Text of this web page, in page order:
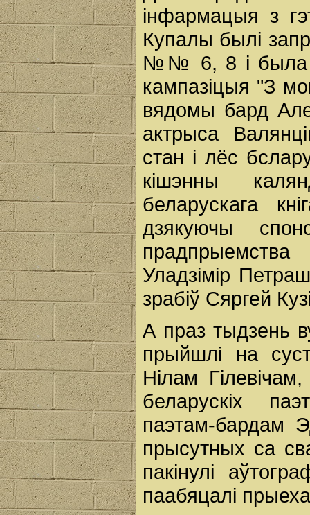
інфармацыя з
Купалы былі
№№ 6, 8 і была
кампазіцыя "З
вядомы бард
актрыса
стан і лёс
кішэнны
беларускага
дзякуючы
Уладзімір
зрабіў Сяргей
А праз тыдзень
прыйшлі на
Нілам
беларускіх
паэтам-бардам
прысутных са
пакінулі
паабяцалі